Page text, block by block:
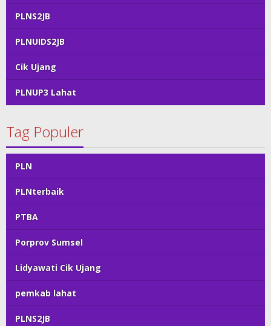
PLNS2JB
PLNUIDS2JB
Cik Ujang
PLNUP3 Lahat
Tag Populer
PLN
PLNterbaik
PTBA
Porprov Sumsel
Lidyawati Cik Ujang
pemkab lahat
PLNS2JB